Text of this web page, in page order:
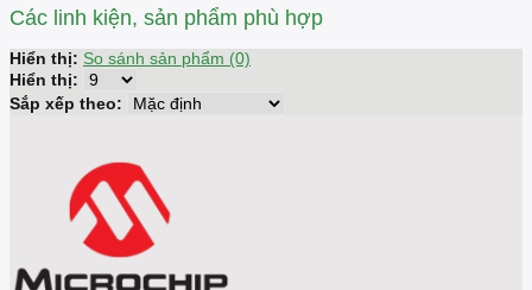
Các linh kiện, sản phẩm phù hợp
Hiển thị: So sánh sản phẩm (0)
Hiển thị:
Sắp xếp theo: